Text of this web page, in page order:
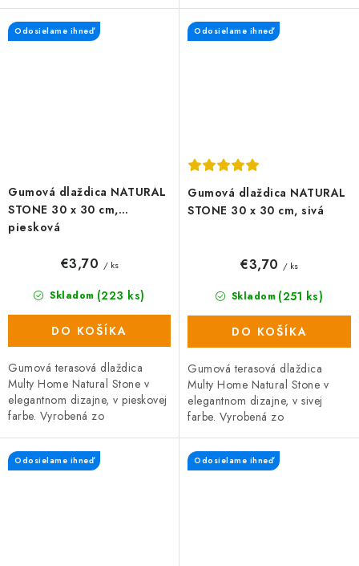
recyklované materiály) s dlhou
životnosťou a...
životnosťou a vysokou
odolnosťou...
Gumová dlaždica NATURAL
STONE 30 x 30 cm,
piesková
Odosielame ihneď
Skladom (223 ks)
€3,70 / ks
DO KOŠÍKA
Gumová terasová dlaždica
Multy Home Natural Stone v
elegantnom dizajne, v pieskovej
farbe. Vyrobená zo
polypropylénu, čo zaručuje
vysokú odolnosť...
Gumová dlaždica NATURAL
STONE 30 x 30 cm, sivá
Odosielame ihneď
Skladom (251 ks)
€3,70 / ks
DO KOŠÍKA
Gumová terasová dlaždica
Multy Home Natural Stone v
elegantnom dizajne, v sivej
farbe. Vyrobená zo
polypropylénu, čo zaručuje
vysokú odolnosť a...
Odosielame ihneď Odosielame ihneď